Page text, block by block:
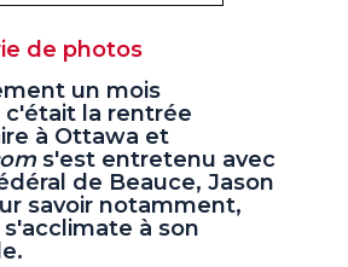
de photos
un mois
c'était la rentrée
à Ottawa et
s'est entretenu avec
de Beauce, Jason
savoir notamment,
à son